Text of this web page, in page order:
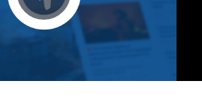
Play Video